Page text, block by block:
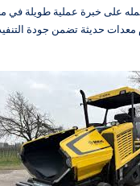
على خبرة عملية طويلة في
حديثة تضمن جودة التنفيذ